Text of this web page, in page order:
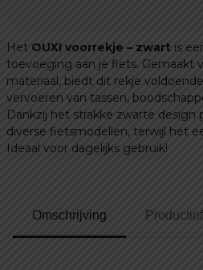
Het OUXI voorrekje – zwart is
toevoeging aan je fiets. Gemaakt
materiaal, biedt dit rekje
vervoeren van tassen,
Dankzij het strakke zwarte design
diverse fietsmodellen, terwijl het
Ideaal voor dagelijks gebruik!
Omschrijving